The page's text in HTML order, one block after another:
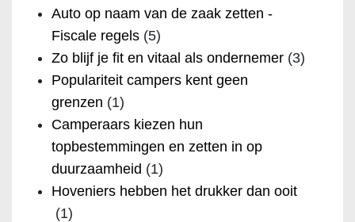
Auto op naam van de zaak zetten -
Fiscale regels (5)
Zo blijf je fit en vitaal als ondernemer (3)
Populariteit campers kent geen
grenzen (1)
Camperaars kiezen hun
topbestemmingen en zetten in op
duurzaamheid (1)
Hoveniers hebben het drukker dan ooit
(1)